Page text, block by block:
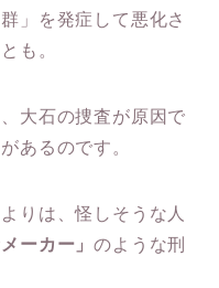
」を発症して悪化さ
も。
大石の捜査が原因で
あるのです。
りは、怪しそうな人
メーカー」のような刑